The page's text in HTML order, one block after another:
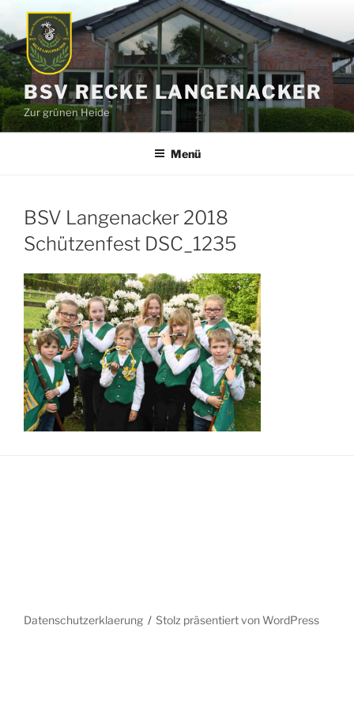
Inhalt
springen
BSV RECKE LANGENACKER
Zur grünen Heide
Menü
BSV Langenacker 2018
Schützenfest DSC_1235
Datenschutzerklaerung Stolz präsentiert von WordPress